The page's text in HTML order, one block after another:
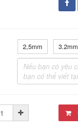
2,5mm 3.2mm